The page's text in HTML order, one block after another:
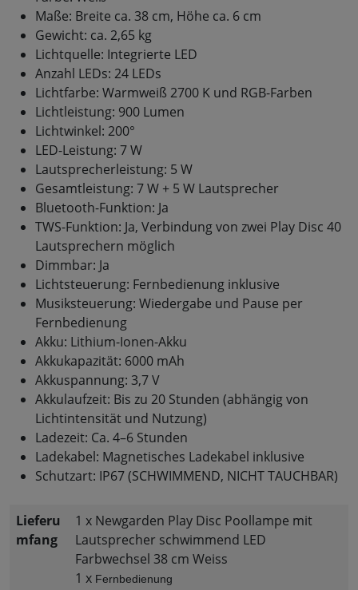
Maße: Breite ca. 38 cm, Höhe ca. 6 cm
Gewicht: ca. 2,65 kg
Lichtquelle: Integrierte LED
Anzahl LEDs: 24 LEDs
Lichtfarbe: Warmweiß 2700 K und RGB-Farben
Lichtleistung: 900 Lumen
Lichtwinkel: 200°
LED-Leistung: 7 W
Lautsprecherleistung: 5 W
Gesamtleistung: 7 W + 5 W Lautsprecher
Bluetooth-Funktion: Ja
TWS-Funktion: Ja, Verbindung von zwei Play Disc 40
Lautsprechern möglich
Dimmbar: Ja
Lichtsteuerung: Fernbedienung inklusive
Musiksteuerung: Wiedergabe und Pause per
Fernbedienung
Akku: Lithium-Ionen-Akku
Akkukapazität: 6000 mAh
Akkuspannung: 3,7 V
Akkulaufzeit: Bis zu 20 Stunden (abhängig von
Lichtintensität und Nutzung)
Ladezeit: Ca. 4–6 Stunden
Ladekabel: Magnetisches Ladekabel inklusive
Schutzart: IP67 (SCHWIMMEND, NICHT TAUCHBAR)
Lieferu
mfang
1 x Newgarden Play Disc Poollampe mit
Lautsprecher schwimmend LED
Farbwechsel 38 cm Weiss
1 x Fernbedienung